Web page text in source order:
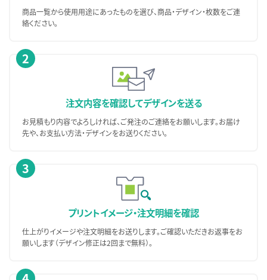
商品一覧から使用用途にあったものを選び、商品・デザイン・枚数をご連
絡ください。
2
注文内容を確認してデザインを送る
お見積もり内容でよろしければ、ご発注のご連絡をお願いします。お届け
先や、お支払い方法・デザインをお送りください。
3
プリントイメージ・注文明細を確認
仕上がりイメージや注文明細をお送りします。ご確認いただきお返事をお
願いします（デザイン修正は2回まで無料）。